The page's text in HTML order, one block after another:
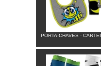
PORTA-CHAVES -